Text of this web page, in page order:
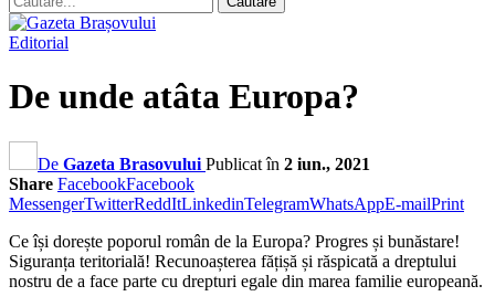
Editorial
De unde atâta Europa?
De Gazeta Brasovului Publicat în 2 iun., 2021
Share FacebookFacebook
MessengerTwitterReddItLinkedinTelegramWhatsAppE-mailPrint
Ce își dorește poporul român de la Europa? Progres și bunăstare!
Siguranța teritorială! Recunoașterea fățișă și răspicată a dreptului
nostru de a face parte cu drepturi egale din marea familie europeană.